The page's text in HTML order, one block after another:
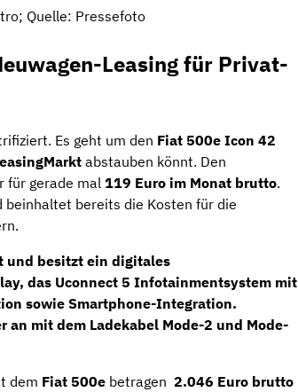
Quelle: Pressefoto
Leasing für Privat-
Es geht um den Fiat 500e Icon 42
abstauben könnt. Den
für gerade mal 119 Euro im Monat brutto.
beinhaltet bereits die Kosten für die
und besitzt ein digitales
das Uconnect 5 Infotainmentsystem mit
sowie Smartphone-Integration.
mit dem Ladekabel Mode-2 und Mode-
dem Fiat 500e betragen 2.046 Euro brutto